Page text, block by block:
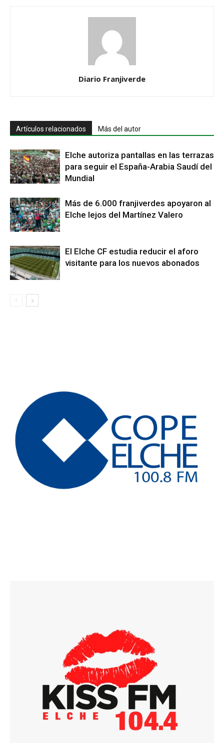
Diario Franjiverde
Artículos relacionados Más del autor
Elche autoriza pantallas en las terrazas
para seguir el España-Arabia Saudí del
Mundial
Más de 6.000 franjiverdes apoyaron al
Elche lejos del Martínez Valero
El Elche CF estudia reducir el aforo
visitante para los nuevos abonados